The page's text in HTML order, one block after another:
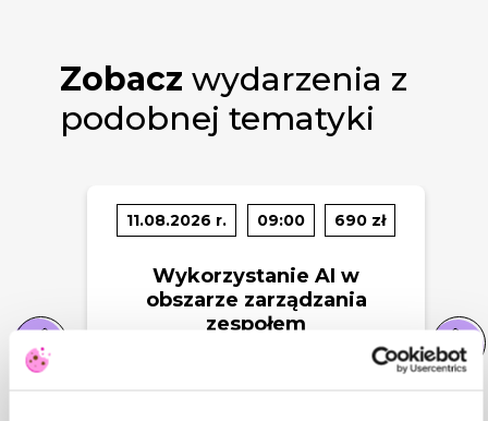
Zobacz wydarzenia z
podobnej tematyki
11.08.2026 r. 09:00 690 zł
Wykorzystanie AI w
obszarze zarządzania
zespołem
Jak wykorzystać AI do zarządzania i